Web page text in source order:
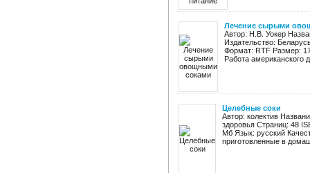
Лечение сырыми
Автор: Н.В. Уокер
Издательство:
Формат: RTF Размер:
Работа американского
Целебные соки
Автор: колектив
здоровья Страниц: 48
Мб Язык: русский
приготовленные в